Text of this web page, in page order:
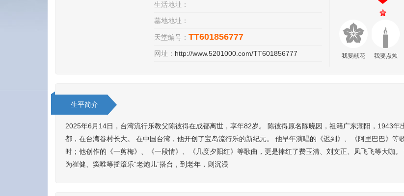
生活地址：
墓地地址：
天堂编号： TT601856777
网址： http://www.5201000.com/TT601856777 我要献花 我要点烛
生平简介
2025年6月14日，台湾流行乐教父陈彼得在成都离世，享年82岁。 陈彼得原名陈晓因，祖籍广东潮阳，1943年
都，在台湾眷村长大。 在中国台湾，他开创了宝岛流行乐的新纪元。 他早年演唱的《迟到》、《阿里巴巴》等
时；他创作的《一剪梅》、《一段情》、《几度夕阳红》等歌曲，更是捧红了费玉清、刘文正、凤飞飞等大咖。
为崔健、窦唯等摇滚乐“老炮儿”搭台，到老年，则沉浸